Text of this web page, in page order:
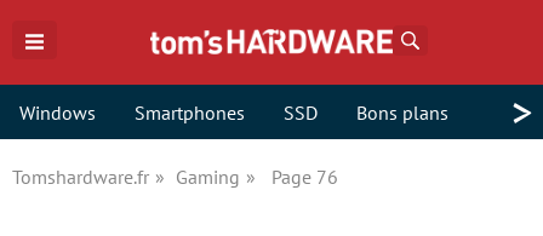
Windows Smartphones SSD Bons plans >
Tomshardware.fr Gaming Page 76